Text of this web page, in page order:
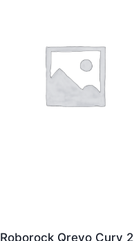
Roborock Qrevo Curv 2